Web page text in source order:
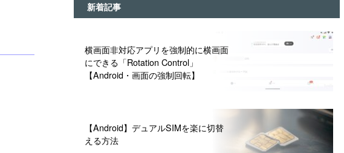
新着記事
横画面非対応アプリを強制的に横画面
にできる「Rotation Control」
【Android・画面の強制回転】
【Android】デュアルSIMを楽に切替
える方法